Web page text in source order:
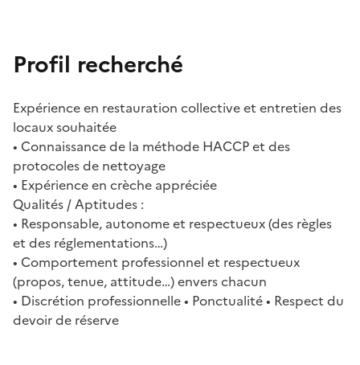
Profil recherché
Expérience en restauration collective et entretien des
locaux souhaitée
• Connaissance de la méthode HACCP et des
protocoles de nettoyage
• Expérience en crèche appréciée
Qualités / Aptitudes :
• Responsable, autonome et respectueux (des règles
et des réglementations…)
• Comportement professionnel et respectueux
(propos, tenue, attitude…) envers chacun
• Discrétion professionnelle • Ponctualité • Respect du
devoir de réserve